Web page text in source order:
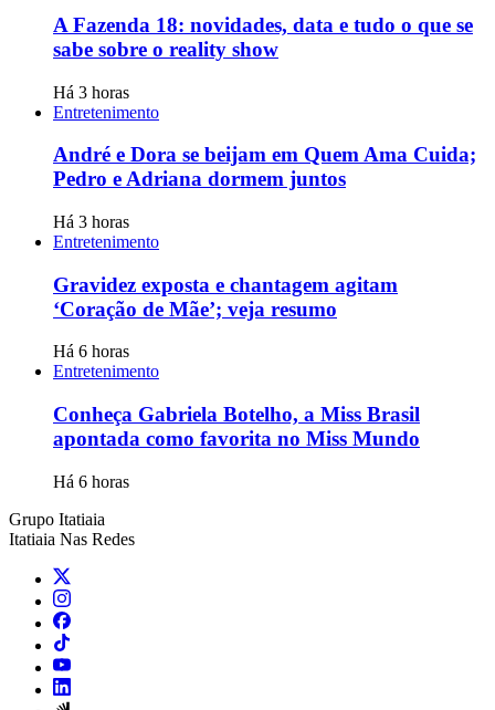
A Fazenda 18: novidades, data e tudo o que se
sabe sobre o reality show
Há 3 horas
Entretenimento
André e Dora se beijam em Quem Ama Cuida;
Pedro e Adriana dormem juntos
Há 3 horas
Entretenimento
Gravidez exposta e chantagem agitam
‘Coração de Mãe’; veja resumo
Há 6 horas
Entretenimento
Conheça Gabriela Botelho, a Miss Brasil
apontada como favorita no Miss Mundo
Há 6 horas
Grupo Itatiaia
Itatiaia Nas Redes